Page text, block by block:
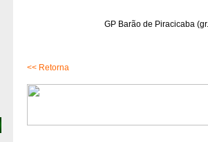
GP Barão de Piracicaba
<< Retorna